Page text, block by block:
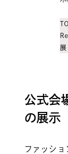
展
公式会
の展示
ファッショ